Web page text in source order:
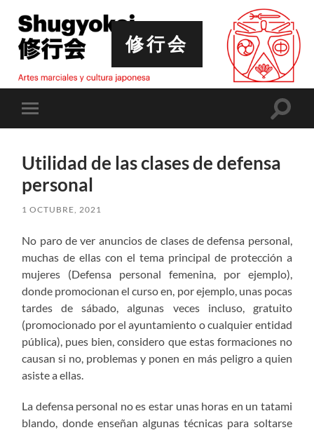
修行会
Alternar
el
móvil
Utilidad de las clases de defensa
personal
1 OCTUBRE, 2021
No paro de ver anuncios de clases de defensa personal,
muchas de ellas con el tema principal de protección a
mujeres (Defensa personal femenina, por ejemplo),
donde promocionan el curso en, por ejemplo, unas pocas
tardes de sábado, algunas veces incluso, gratuito
(promocionado por el ayuntamiento o cualquier entidad
pública), pues bien, considero que estas formaciones no
causan si no, problemas y ponen en más peligro a quien
asiste a ellas.
La defensa personal no es estar unas horas en un tatami
blando, donde enseñan algunas técnicas para soltarse